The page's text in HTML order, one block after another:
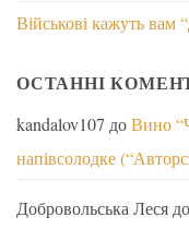
Військові кажуть вам
ОСТАННІ
kandalov107 доВино
напівсолодке
Добровольська Леся до